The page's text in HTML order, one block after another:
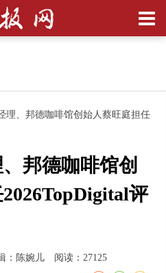
理、邦德咖啡馆创始人蔡旺庭担任
邦德咖啡馆创
评
：陈婉儿 阅读：27125